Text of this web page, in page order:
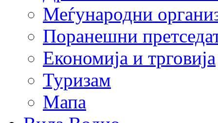
Меѓународни
Поранешни
Економија и трговија
Туризам
Мапа